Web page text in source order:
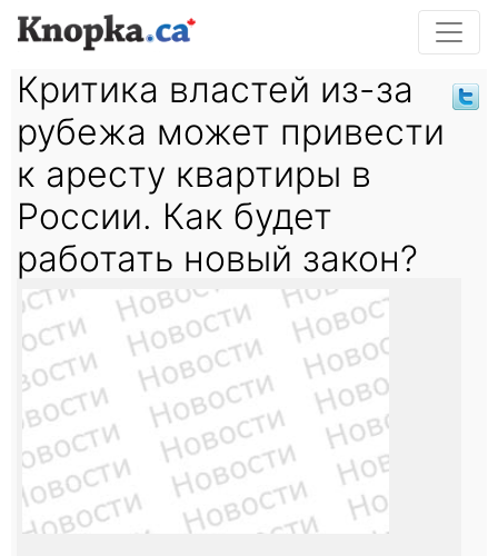
Критика властей из-за
рубежа может привести
к аресту квартиры в
России. Как будет
работать новый закон?